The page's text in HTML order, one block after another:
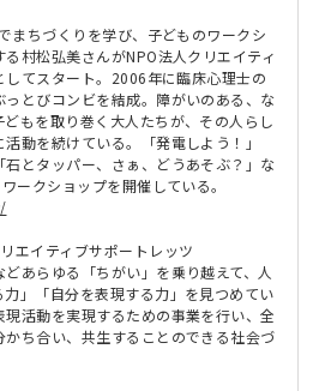
まちづくりを学び、子どものワークシ
村松弘美さんがNPO法人クリエイティ
てスタート。2006年に臨床心理士の
とびコンビを結成。障がいのある、な
もを取り巻く大人たちが、その人らし
動を続けている。「発電しよう！」
石とタッパー、さぁ、どうあそぶ？」な
ークショップを開催している。
イティブサポートレッツ
あらゆる「ちがい」を乗り越えて、人
」「自分を表現する力」を見つめてい
活動を実現するための事業を行い、全
ち合い、共生することのできる社会づ